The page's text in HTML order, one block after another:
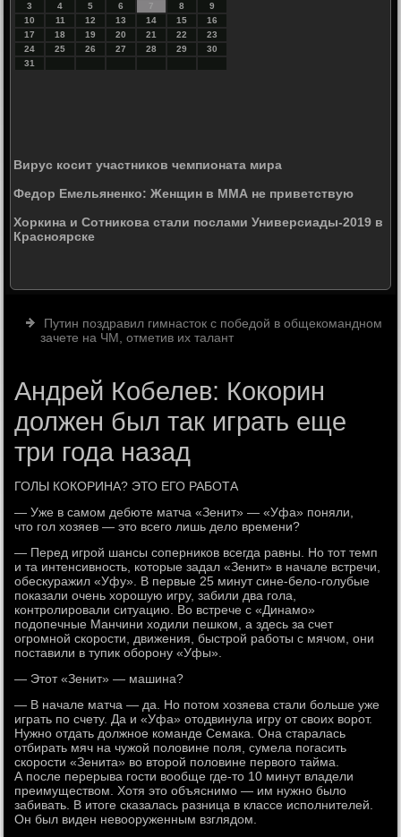
3
4 5 6 7 8
9
10
11 12 13 14 15
16
17
18 19 20 21 22
23
24
25 26 27 28 29
30
31
Вирус косит участников чемпионата мира
Федор Емельяненко: Женщин в ММА не приветствую
Хоркина и Сотникова стали послами Универсиады-2019 в
Красноярске
Путин поздравил гимнасток с победой в общекомандном
зачете на ЧМ, отметив их талант
Андрей Кобелев: Кокорин
должен был так играть еще
три года назад
ГОЛЫ КОКОРИНА? ЭТО ЕГО РАБОТА
— Уже в самом дебюте матча «Зенит» — «Уфа» поняли,
что гол хозяев — это всего лишь дело времени?
— Перед игрой шансы соперников всегда равны. Но тот темп
и та интенсивность, которые задал «Зенит» в начале встречи,
обескуражил «Уфу». В первые 25 минут сине-бело-голубые
показали очень хорошую игру, забили два гола,
контролировали ситуацию. Во встрече с «Динамо»
подопечные Манчини ходили пешком, а здесь за счет
огромной скорости, движения, быстрой работы с мячом, они
поставили в тупик оборону «Уфы».
— Этот «Зенит» — машина?
— В начале матча — да. Но потом хозяева стали больше уже
играть по счету. Да и «Уфа» отодвинула игру от своих ворот.
Нужно отдать должное команде Семака. Она старалась
отбирать мяч на чужой половине поля, сумела погасить
скорости «Зенита» во второй половине первого тайма.
А после перерыва гости вообще где-то 10 минут владели
преимуществом. Хотя это объяснимо — им нужно было
забивать. В итоге сказалась разница в классе исполнителей.
Он был виден невооруженным взглядом.